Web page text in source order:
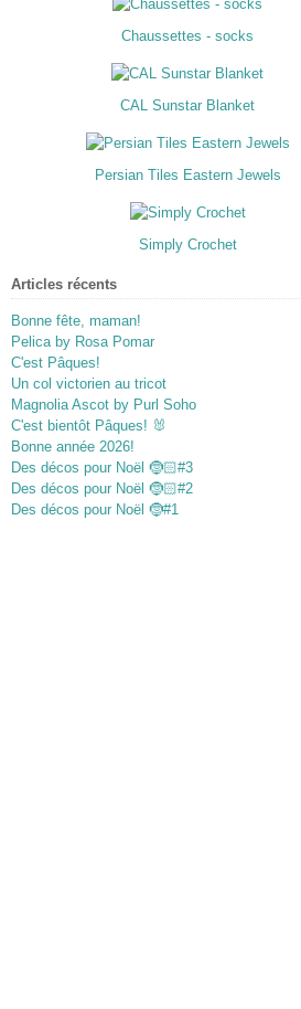
Chaussettes - socks
CAL Sunstar Blanket
Persian Tiles Eastern Jewels
Simply Crochet
Articles récents
Bonne fête, maman!
Pelica by Rosa Pomar
C'est Pâques!
Un col victorien au tricot
Magnolia Ascot by Purl Soho
C'est bientôt Pâques! 🐰
Bonne année 2026!
Des décos pour Noël 🤶🏻#3
Des décos pour Noël 🤶🏻#2
Des décos pour Noël 🤶#1